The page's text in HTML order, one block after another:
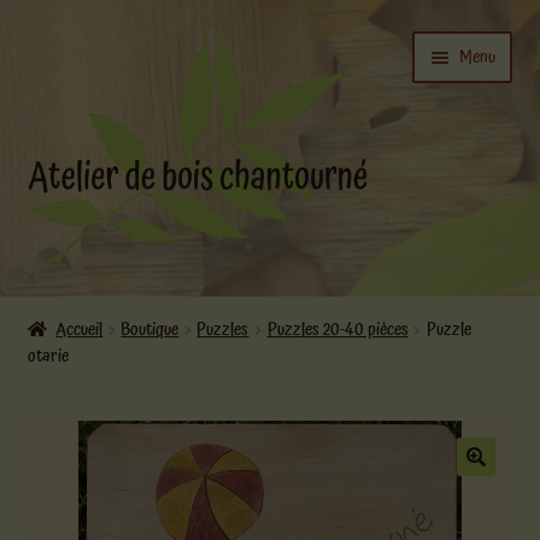
navigation
Menu
Ouvrir
menu
enfant
Actualités
Accueil Boutique Puzzles Puzzles 20-40 pièces
Puzzle
otarie